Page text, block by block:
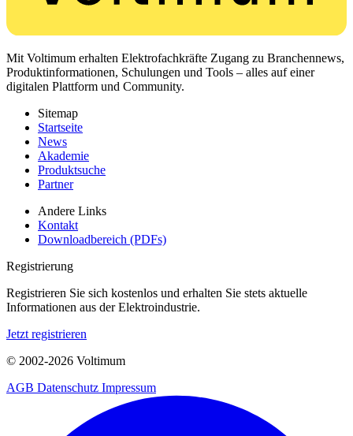
Mit Voltimum erhalten Elektrofachkräfte Zugang zu Branchennews,
Produktinformationen, Schulungen und Tools – alles auf einer
digitalen Plattform und Community.
Sitemap
Startseite
News
Akademie
Produktsuche
Partner
Andere Links
Kontakt
Downloadbereich (PDFs)
Registrierung
Registrieren Sie sich kostenlos und erhalten Sie stets aktuelle
Informationen aus der Elektroindustrie.
Jetzt registrieren
© 2002-2026 Voltimum
AGB Datenschutz Impressum